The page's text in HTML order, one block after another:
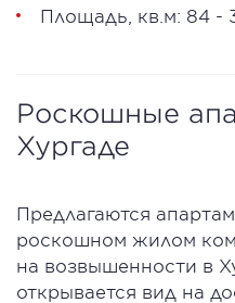
Площадь, кв.м: 84 -
Роскошные
Хургаде
Предлагаются
роскошном жилом
на возвышенности в
открывается вид на